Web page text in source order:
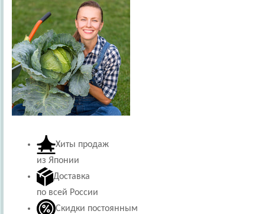
Хиты продаж
из Японии
Доставка
по всей России
Скидки постоянным